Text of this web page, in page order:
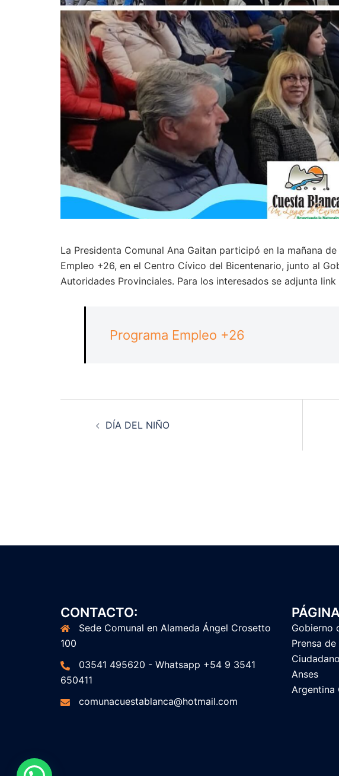
La Presidenta Comunal Ana Gaitan participó en la mañana
Empleo +26, en el Centro Cívico del Bicentenario, junto al
Autoridades Provinciales. Para los interesados se adjunta
Programa Empleo +26
Navegación
DÍA DEL NIÑO
CONTACTO:
Sede Comunal en Alameda Ángel Crosetto
100
03541 495620 - Whatsapp +54 9 3541
650411
comunacuestablanca@hotmail.com
Gobierno
Prensa
Anses
Argentina